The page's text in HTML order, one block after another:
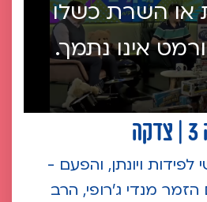
או השרת כשלו
אינו נתמך.
לפידות ויונתן, והפעם -
מנדי ג'רופי, הרב